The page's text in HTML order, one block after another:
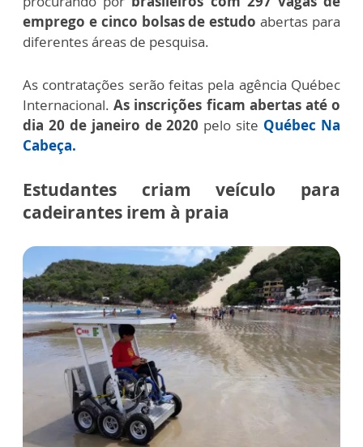
emprego e cinco bolsas de estudoabertas para
diferentes áreas de pesquisa.
As contratações serão feitas pela agência Québec
Internacional.As inscrições ficam abertas até o
dia 20 de janeiro de 2020 pelo site Québec Na
Cabeça.
Estudantes criam veículo para
cadeirantes irem à praia